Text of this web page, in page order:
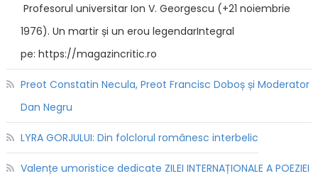
Profesorul universitar Ion V. Georgescu (+21 noiembrie
1976). Un martir și un erou legendarIntegral
pe: https://magazincritic.ro
Preot Constatin Necula, Preot Francisc Doboș și Moderator
Dan Negru
LYRA GORJULUI: Din folclorul românesc interbelic
Valențe umoristice dedicate ZILEI INTERNAȚIONALE A POEZIEI